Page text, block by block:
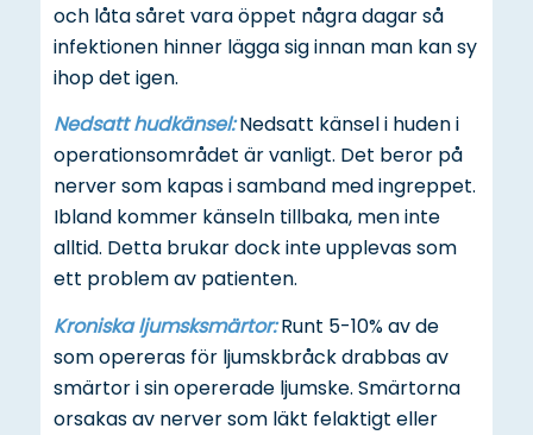
och låta såret vara öppet några dagar så
infektionen hinner lägga sig innan man kan sy
ihop det igen.
Nedsatt hudkänsel:Nedsatt känsel i huden i
operationsområdet är vanligt. Det beror på
nerver som kapas i samband med ingreppet.
Ibland kommer känseln tillbaka, men inte
alltid. Detta brukar dock inte upplevas som
ett problem av patienten.
Kroniska ljumsksmärtor:Runt 5-10% av de
som opereras för ljumskbråck drabbas av
smärtor i sin opererade ljumske. Smärtorna
orsakas av nerver som läkt felaktigt eller